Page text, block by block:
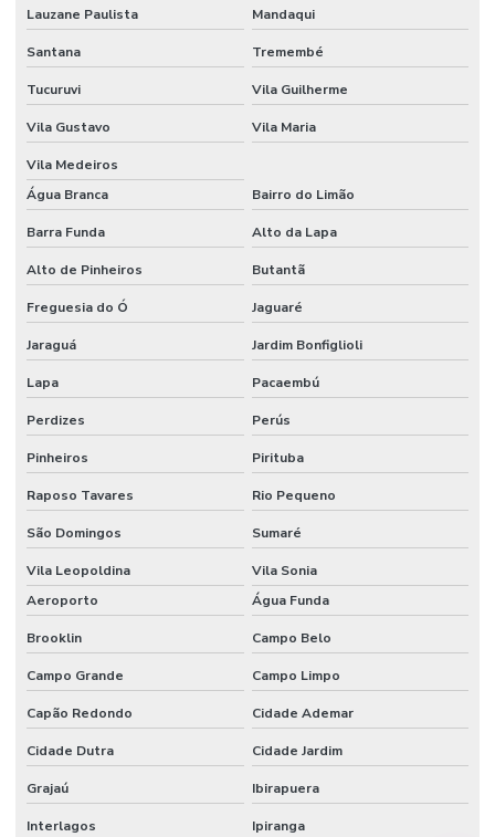
Papel seda dourado
Papel veludo
Papel veludo onde comprar
Papel veludo valor
Preço do tecido veludo
Preço do veludo por metro
Serviço de flocagem
Tecido flocado
Tecido flocado de nylon
Tecido floco de algodão
Tecido inflável de pvc
Tecido de pvc inflável
Tecido tule flocado
Tecido veludo
Tecido veludo automotivo
Tecido veludo automotivo comprar
Lauzane Paulista Mandaqui
Santana Tremembé
Tucuruvi Vila Guilherme
Vila Gustavo Vila Maria
Vila Medeiros
Água Branca
Bairro do Limão
Barra Funda Alto da Lapa
Alto de Pinheiros Butantã
Freguesia do Ó Jaguaré
Jaraguá Jardim Bonfiglioli
Lapa Pacaembú
Perdizes Perús
Pinheiros Pirituba
Raposo Tavares Rio Pequeno
São Domingos Sumaré
Vila Leopoldina
Vila Sonia
Aeroporto
Água Funda
Brooklin Campo Belo
Campo Grande Campo Limpo
Capão Redondo Cidade Ademar
Cidade Dutra Cidade Jardim
Grajaú Ibirapuera
Interlagos Ipiranga